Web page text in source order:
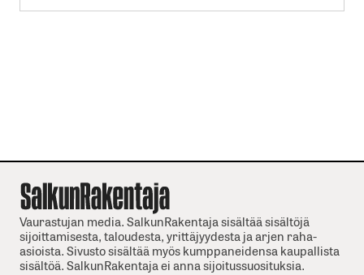
Lisää artikkeleja
Vaurastujan media. SalkunRakentaja sisältää sisältöjä
sijoittamisesta, taloudesta, yrittäjyydesta ja arjen raha-
asioista. Sivusto sisältää myös kumppaneidensa kaupallista
sisältöä. SalkunRakentaja ei anna sijoitussuosituksia.